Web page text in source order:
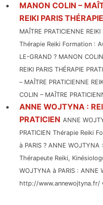
MANON COLIN –
REIKI PARIS
MAÎTRE PRATICIENNE
Thérapie Reiki Formation :
LE-GRAND ? MANON
REIKI PARIS THÉRAPIE
– MAÎTRE PRATICIENNE
COLIN – MAÎTRE
ANNE WOJTYNA :
PRATICIEN ANNE
PRATICIEN Thérapie Reiki
à PARIS ? ANNE WOJTYNA
Thérapeute Reiki,
WOJTYNA à PARIS : ANNE
http://www.annewojtyna.fr/